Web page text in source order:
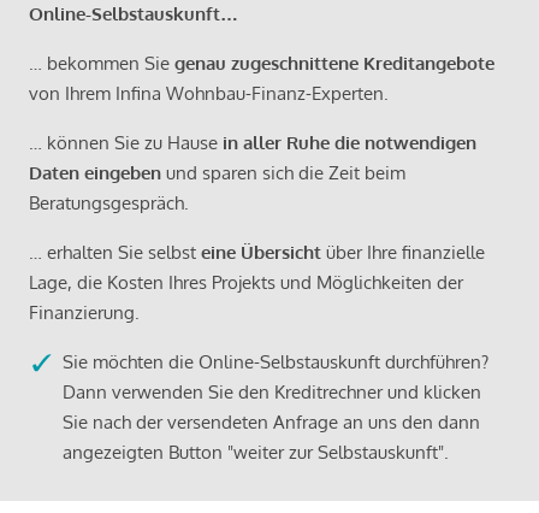
Online-Selbstauskunft…
… bekommen Sie genau zugeschnittene Kreditangebote
von Ihrem Infina Wohnbau-Finanz-Experten.
… können Sie zu Hause in aller Ruhe die notwendigen
Daten eingeben und sparen sich die Zeit beim
Beratungsgespräch.
… erhalten Sie selbst eine Übersicht über Ihre finanzielle
Lage, die Kosten Ihres Projekts und Möglichkeiten der
Finanzierung.
Sie möchten die Online-Selbstauskunft durchführen?
Dann verwenden Sie den Kreditrechner und klicken
Sie nach der versendeten Anfrage an uns den dann
angezeigten Button "weiter zur Selbstauskunft".